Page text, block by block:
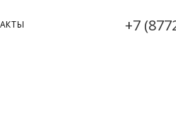
+7